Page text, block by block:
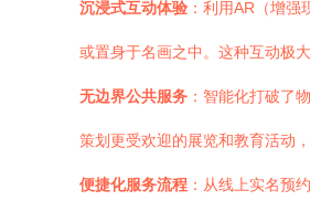
沉浸式互动体验 ：利用AR（增
或置身于名画之中。这种互动极
无边界公共服务 ：智能化打破了
策划更受欢迎的展览和教育活动
便捷化服务流程 ：从线上实名预